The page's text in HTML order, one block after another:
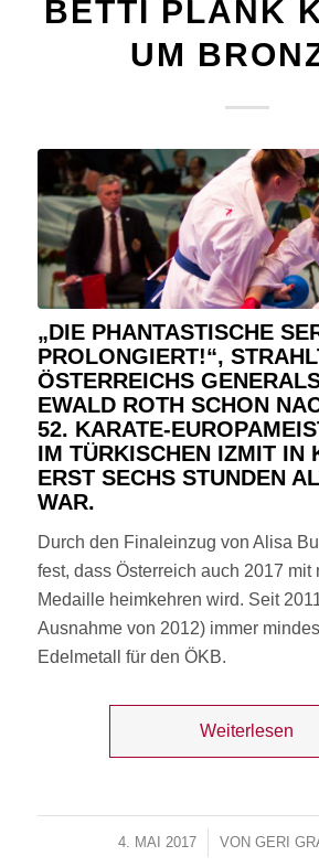
BETTI PLANK
UM
„DIE PHANTASTISCHE
PROLONGIERT!“,
ÖSTERREICHS
EWALD ROTH SCHON
52. KARATE-
IM TÜRKISCHEN IZMIT IN
ERST SECHS STUNDEN
WAR.
Durch den Finaleinzug von Alisa
fest, dass Österreich auch 2017 mit
Medaille heimkehren wird. Seit
Ausnahme von 2012) immer
Edelmetall für den ÖKB.
Weiterlesen
4. MAI 2017
/ VONGERI